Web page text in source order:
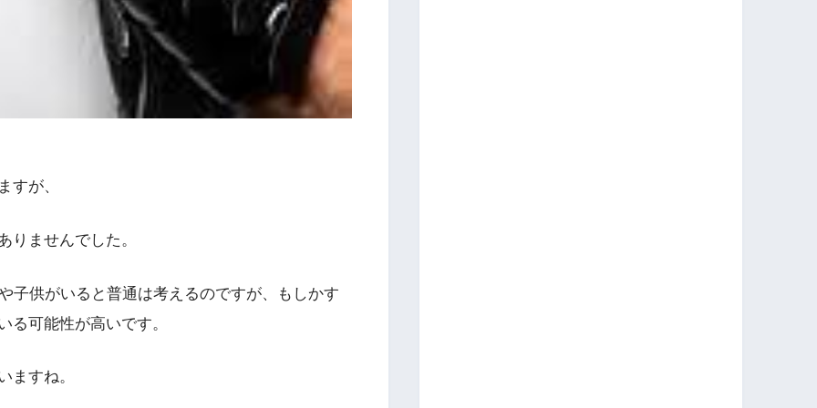
すが、
りませんでした。
子供がいると普通は考えるのですが、もしかす
る可能性が高いです。
ますね。